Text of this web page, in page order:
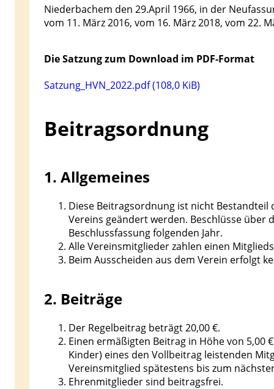
Niederbachem den 29.April 1966, in der
vom 11. März 2016, vom 16. März 2018, vom 22.
Die Satzung zum Download im PDF-Format
Satzung_HVN_2022.pdf(108,0 KiB)
Beitragsordnung
1. Allgemeines
Diese Beitragsordnung ist nicht
Vereins geändert werden. Beschlüsse
Beschlussfassung folgenden Jahr.
Alle Vereinsmitglieder zahlen einen
Beim Ausscheiden aus dem Verein erfolgt
2. Beiträge
Der Regelbeitrag beträgt 20,00 €.
Einen ermäßigten Beitrag in Höhe von
Kinder) eines den Vollbeitrag leistenden
Vereinsmitglied spätestens bis zum
Ehrenmitglieder sind beitragsfrei.